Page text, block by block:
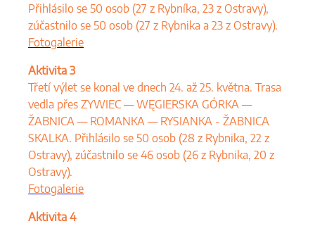
Přihlásilo se 50 osob (27 z Rybníka, 23 z Ostravy),
zúčastnilo se 50 osob (27 z Rybnika a 23 z Ostravy).
Fotogalerie
Aktivita 3
Třetí výlet se konal ve dnech 24. až 25. května. Trasa
vedla přes ZYWIEC — WĘGIERSKA GÓRKA —
ŽABNICA — ROMANKA — RYSIANKA - ŽABNICA
SKALKA. Přihlásilo se 50 osob (28 z Rybnika, 22 z
Ostravy), zúčastnilo se 46 osob (26 z Rybnika, 20 z
Ostravy).
Fotogalerie
Aktivita 4